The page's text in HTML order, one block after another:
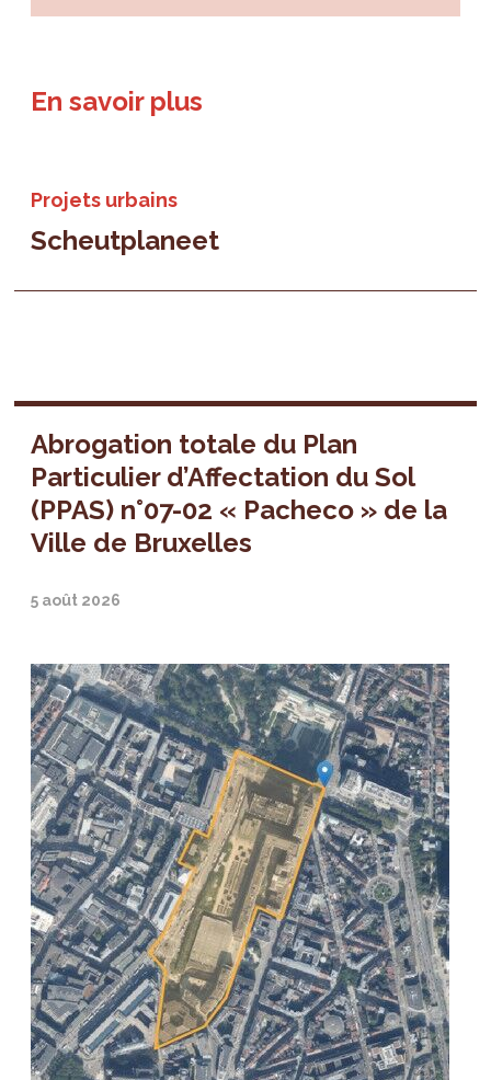
En savoir plus
Projets urbains
Scheutplaneet
Abrogation totale du Plan
Particulier d’Affectation du Sol
(PPAS) n°07-02 « Pacheco » de la
Ville de Bruxelles
5 août 2026